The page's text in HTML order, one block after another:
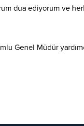
dua ediyorum ve
Genel Müdür